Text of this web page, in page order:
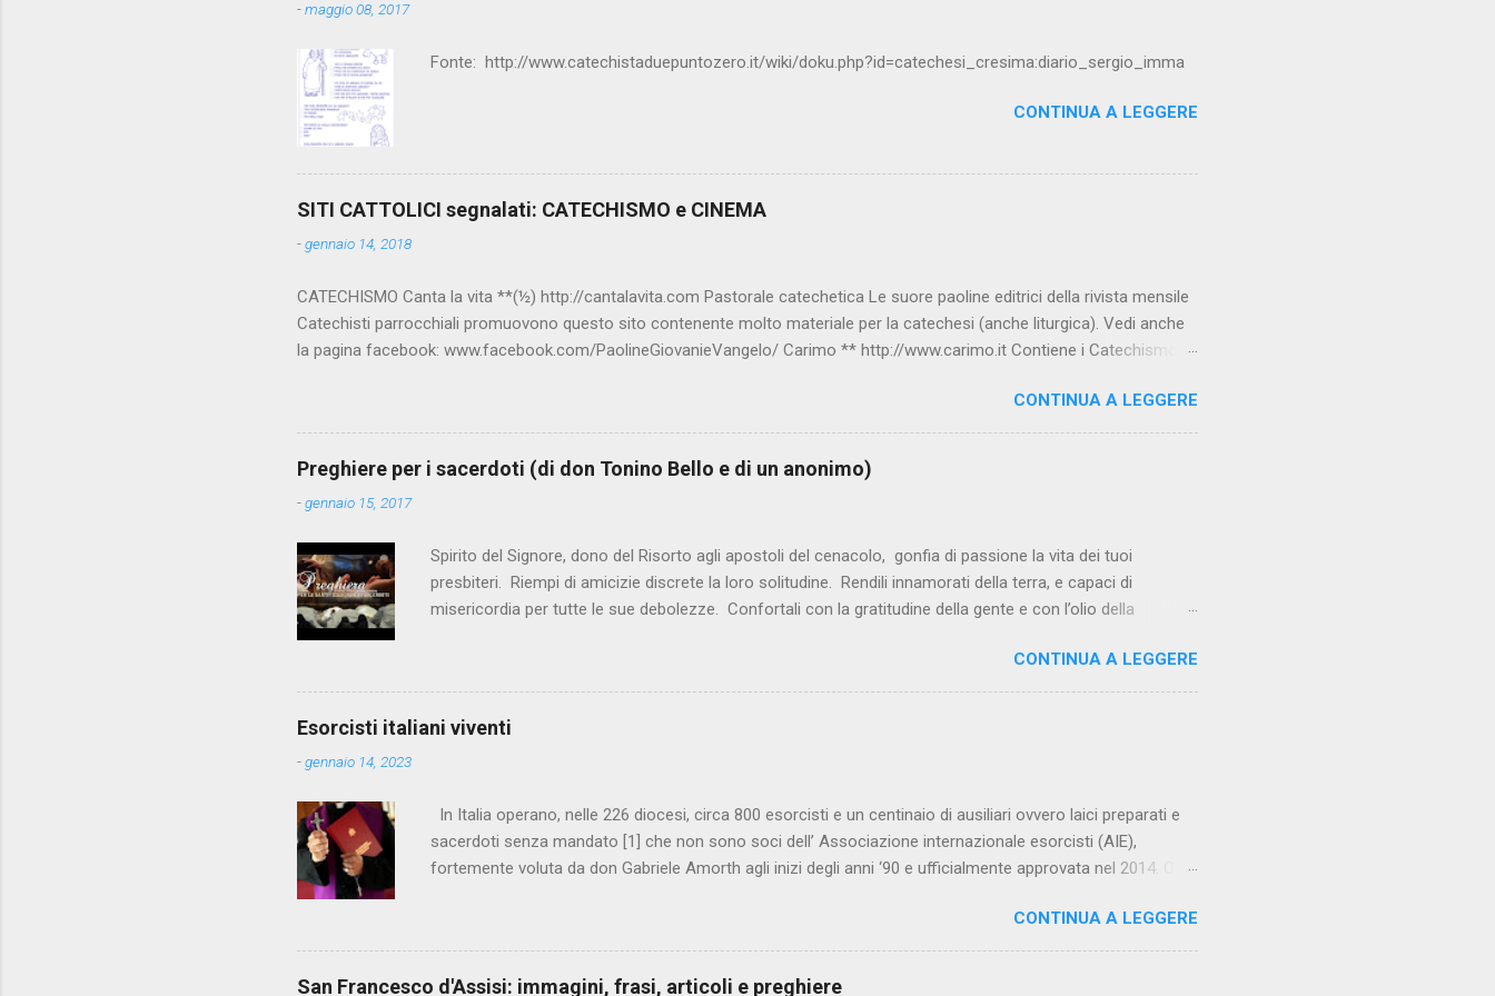
-maggio 08, 2017
Fonte: http://www.catechistaduepuntozero.it/wiki/doku.php?id=catechesi_cresima:diario_sergio_imma
CONTINUA A LEGGERE
SITI CATTOLICI segnalati: CATECHISMO e CINEMA
-gennaio 14, 2018
CATECHISMO Canta la vita **(½) http://cantalavita.com Pastorale catechetica Le suore paoline editrici della rivista mensile
Catechisti parrocchiali promuovono questo sito contenente molto materiale per la catechesi (anche liturgica). Vedi anche
la pagina facebook: www.facebook.com/PaolineGiovanieVangelo/ Carimo ** http://www.carimo.it Contiene i Catechismo
Luciani, oroscopo... da ridere, e altri temi interessanti. Catechismo della Chiesa Cattolica Testo completo su:
www.vatican.va/archive/ITA0014/_INDEX.HTM ; Indice e testo su: www.catechismochiesacattolica.it COMPENDIO :
www.vatican.va/archive/compendium_ccc/documents/archive_2005_compendium-ccc_it.html Catechista 2.0 **½
www.catechistaduepuntozero.it www.catechista.it Sito liturgico e di catechesi Sito curato dal 2000 da Sergio Della Lena e
Imma , ...
CONTINUA A LEGGERE
Preghiere per i sacerdoti (di don Tonino Bello e di un anonimo)
-gennaio 15, 2017
Spirito del Signore, dono del Risorto agli apostoli del cenacolo, gonfia di passione la vita dei tuoi
presbiteri. Riempi di amicizie discrete la loro solitudine. Rendili innamorati della terra, e capaci di
misericordia per tutte le sue debolezze. Confortali con la gratitudine della gente e con l’olio della
se non sulla spalla del Maestro. Liberali dalla paura di non farcela più. Dai loro occhi partano inviti a
sovrumane trasparenze. Dal loro cuore si sprigioni audacia mista a tenerezza. Dalle loro mani grondi il
crisma su tutto ciò che accarezzano. Fa’ risplendere di gioia i loro corpi. Rivestili di abiti nuziali. E cingili
CONTINUA A LEGGERE
Esorcisti italiani viventi
-gennaio 14, 2023
In Italia operano, nelle 226 diocesi, circa 800 esorcisti e un centinaio di ausiliari ovvero laici preparati e
sacerdoti senza mandato [1] che non sono soci dell’ Associazione internazionale esorcisti (AIE),
fortemente voluta da don Gabriele Amorth agli inizi degli anni ‘90 e ufficialmente approvata nel 2014. Ogni
vescovo. Per contattare un esorcista è dunque opportuno rivolgersi in diocesi. Su internet ne ho
individuati alcuni che vado a presentare. Molti di loro sono legati, a diverso titolo, ai gruppi carismatici. Fra
gli esorcisti italiani più noti c’è p. Francesco BAMONTE (1960), religioso dei Servi del Cuore Immacolato di
CONTINUA A LEGGERE
San Francesco d'Assisi: immagini, frasi, articoli e preghiere